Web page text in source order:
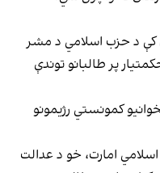
کې د حزب اسلامي د مشر
پر طالبانو توندې
کمونستي رژیمونو
امارت، خو د عدالت